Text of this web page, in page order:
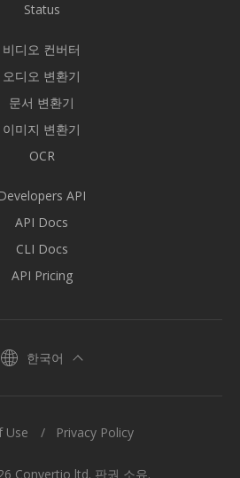
Status
비디오 컨버터
오디오 변환기
문서 변환기
이미지 변환기
OCR
Developers API
API Docs
CLI Docs
API Pricing
한국어
Convertio ltd. 판권 소유.
Use Privacy Policy